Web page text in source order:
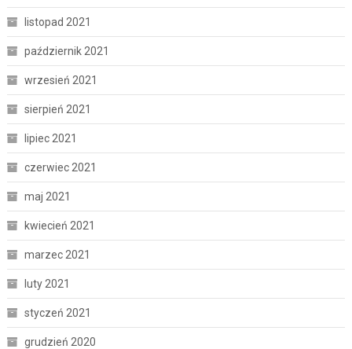
listopad 2021
październik 2021
wrzesień 2021
sierpień 2021
lipiec 2021
czerwiec 2021
maj 2021
kwiecień 2021
marzec 2021
luty 2021
styczeń 2021
grudzień 2020